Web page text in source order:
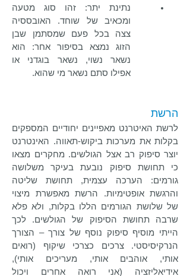
נתינת יתר: זהו סוג מטעה
ומכאיב של שוחד. האובססיה
צצה בכל פעם שמסתמן שבן
הזוג נמצא בסיפור אחר: הוא
נשאר נשוי, נשאר בוגדני או
אפילו סתם נשאר מי שהוא.
הרשת
לרשת האיטרנט מאפיינים יחודיים המספקים
בקלות את מערכות ביקוש-תאווה. האינטרנט
יוצר סיפוק רב אצל הגולשים. מחקרים מצאו
כי תחושת סיפוק נובעת בעיקר משלושה
גורמים: הערכה עצמית, תחושת שליטה
והרגשת אופטימיות. הרשת מאפשרת מיצוי
של שלושת הגורמים הללו בקלות, ולא פלא
שרבה תחושת הסיפוק של הגולשים. לכך
הייתי מוסיף סיפוק נוסף של צורך – הצורך
הנרקיסיסטי. צרכים כצרכי שיקוף (רואים
אותי, אוהבים אותי, מעריכים אותי),
אידיאליזציה (אני רואה אחרים ויכול